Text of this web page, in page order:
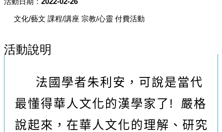
文化/藝文 課程/講座 宗教/心靈 付費活動
活動說明
法國學者朱利安 ， 可說是當代
最懂得華人文化的漢學家了 !
嚴格
說起來 ，在華人文化的理解、研究